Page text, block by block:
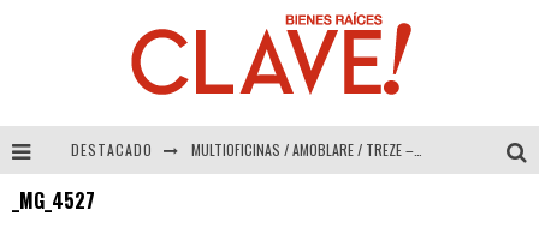
DESTACADO MULTIOFICINAS / AMOBLARE / TREZE – Especial Interiorismo & Decoración 2026
_MG_4527